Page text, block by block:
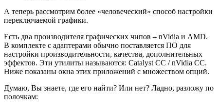
А теперь рассмотрим более «человеческий» способ настройки
переключаемой графики.
Есть два производителя графических чипов – nVidia и AMD.
В комплекте с адаптерами обычно поставляется ПО для
настройки производительности, качества, дополнительных
эффектов. Эти утилиты называются: Catalyst CC / nVidia СС.
Ниже показаны окна этих приложений с множеством опций.
Думаю, Вы знаете, где его найти? Или нет? Ладно, разложу по
полочкам: